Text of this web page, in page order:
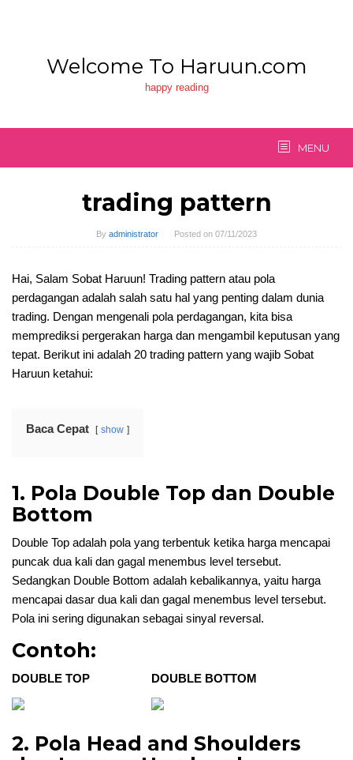
Welcome To Haruun.com
happy reading
MENU
trading pattern
By administrator Posted on 07/11/2023
Hai, Salam Sobat Haruun! Trading pattern atau pola
perdagangan adalah salah satu hal yang penting dalam dunia
trading. Dengan mengenali pola perdagangan, kita bisa
memprediksi pergerakan harga dan mengambil keputusan yang
tepat. Berikut ini adalah 20 trading pattern yang wajib Sobat
Haruun ketahui:
Baca Cepat show
1. Pola Double Top dan Double
Bottom
Double Top adalah pola yang terbentuk ketika harga mencapai
puncak dua kali dan gagal menembus level tersebut.
Sedangkan Double Bottom adalah kebalikannya, yaitu harga
mencapai dasar dua kali dan gagal menembus level tersebut.
Pola ini sering digunakan sebagai sinyal reversal.
Contoh:
DOUBLE TOP DOUBLE BOTTOM
2. Pola Head and Shoulders